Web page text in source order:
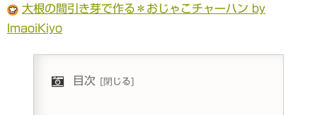
大根の間引き芽で作る＊おじゃこチャーハン by
ImaoiKiyo
目次